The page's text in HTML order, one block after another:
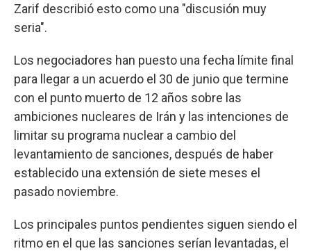
Zarif describió esto como una "discusión muy
seria".
Los negociadores han puesto una fecha límite final
para llegar a un acuerdo el 30 de junio que termine
con el punto muerto de 12 años sobre las
ambiciones nucleares de Irán y las intenciones de
limitar su programa nuclear a cambio del
levantamiento de sanciones, después de haber
establecido una extensión de siete meses el
pasado noviembre.
Los principales puntos pendientes siguen siendo el
ritmo en el que las sanciones serían levantadas, el